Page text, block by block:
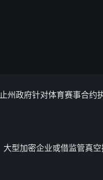
州政府针对体育赛事合约
型加密企业或借监管真